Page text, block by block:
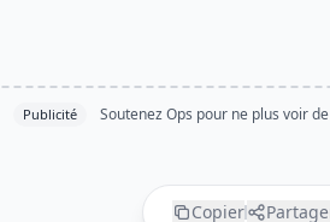
Publicité Soutenez Ops pour ne plus voir
Copier